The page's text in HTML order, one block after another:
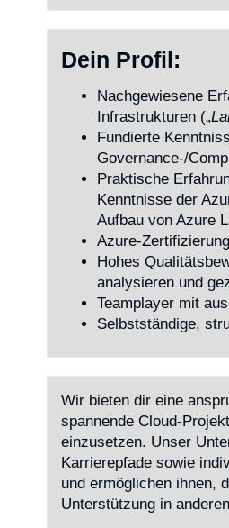
Dein Profil:
Nachgewiesene
Infrastrukturen („
Fundierte
Governance-/
Praktische
Kenntnisse der
Aufbau von Azure
Azure-
Hohes
analysieren und
Teamplayer mit
Selbstständige,
Wir bieten dir eine
spannende Cloud-
einzusetzen. Unser
Karrierepfade sowie
und ermöglichen ihnen,
Unterstützung in